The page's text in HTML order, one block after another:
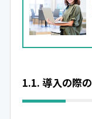
1.1. 導入の際